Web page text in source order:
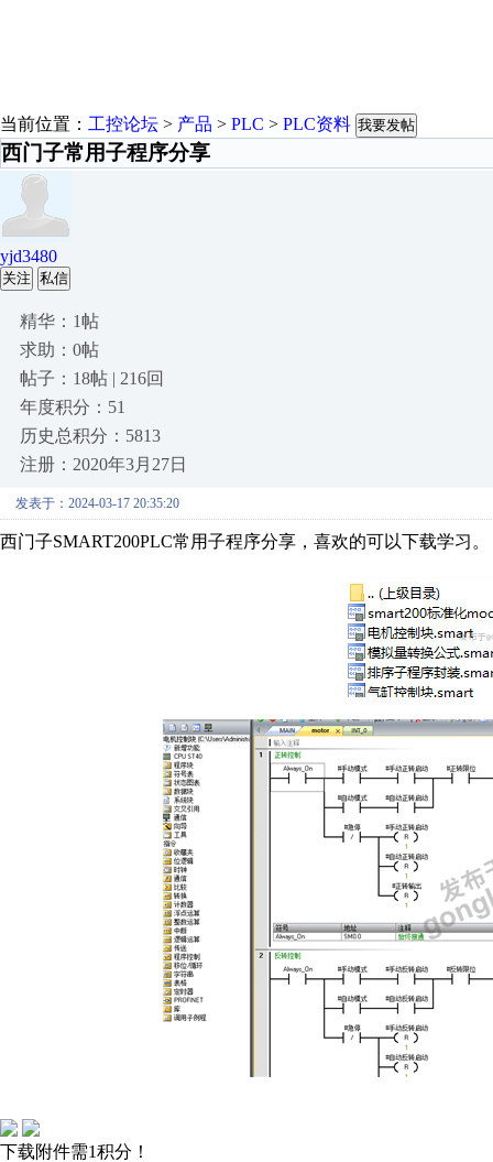
当前位置： 工控论坛 > 产品 > PLC > PLC资料 我要发帖
西门子常用子程序分享
yjd3480
关注 私信
精华：1帖
求助：0帖
帖子：18帖 | 216回
年度积分：51
历史总积分：5813
注册：2020年3月27日
发表于：2024-03-17 20:35:20
西门子SMART200PLC常用子程序分享，喜欢的可以下载学习。
下载附件需1积分！